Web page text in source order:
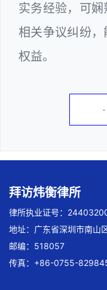
实务经验，可
相关争议纠纷
权益。
拜访炜衡律所
律所执业证号：
地址：广东省深圳市南山
邮编：518057
传真：+86-0755-